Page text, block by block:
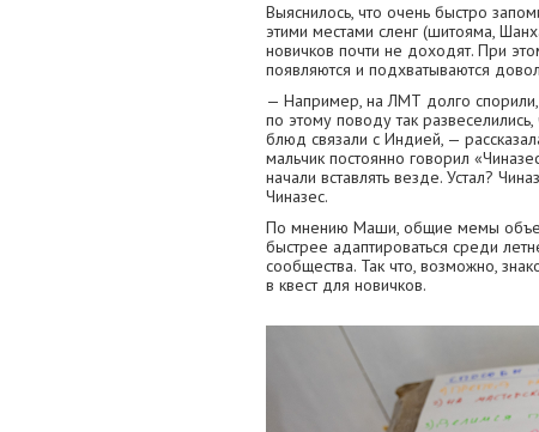
Выяснилось, что очень быстро
этими местами сленг (шитояма,
новичков почти не доходят. При
появляются и подхватываются
— Например, на ЛМТ долго
по этому поводу так
блюд связали с Индией, —
мальчик постоянно говорил
начали вставлять везде. Устал?
Чиназес.
По мнению Маши, общие мемы
быстрее адаптироваться среди
сообщества. Так что, возможно,
в квест для новичков.